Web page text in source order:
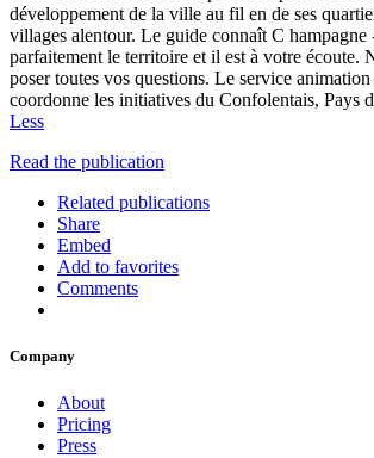
développement de la ville au fil en de ses
villages alentour. Le guide connaît C hampagne
parfaitement le territoire et il est à votre écoute.
poser toutes vos questions. Le service
coordonne les initiatives du Confolentais, Pays
Less
Read the publication
Related publications
Share
Embed
Add to favorites
Comments
Company
About
Pricing
Press